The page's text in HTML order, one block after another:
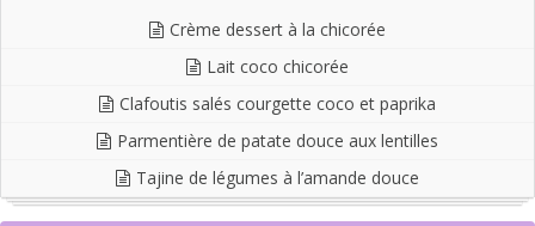
Crème dessert à la chicorée
Lait coco chicorée
Clafoutis salés courgette coco et paprika
Parmentière de patate douce aux lentilles
Tajine de légumes à l’amande douce